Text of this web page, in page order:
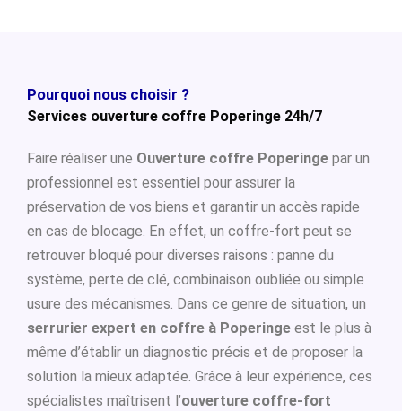
Pourquoi nous choisir ?
Services ouverture coffre Poperinge 24h/7
Faire réaliser une Ouverture coffre Poperinge par un
professionnel est essentiel pour assurer la
préservation de vos biens et garantir un accès rapide
en cas de blocage. En effet, un coffre-fort peut se
retrouver bloqué pour diverses raisons : panne du
système, perte de clé, combinaison oubliée ou simple
usure des mécanismes. Dans ce genre de situation, un
serrurier expert en coffre à Poperinge est le plus à
même d’établir un diagnostic précis et de proposer la
solution la mieux adaptée. Grâce à leur expérience, ces
spécialistes maîtrisent l’ouverture coffre-fort